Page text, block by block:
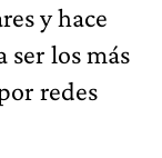
y hace
ser los más
redes